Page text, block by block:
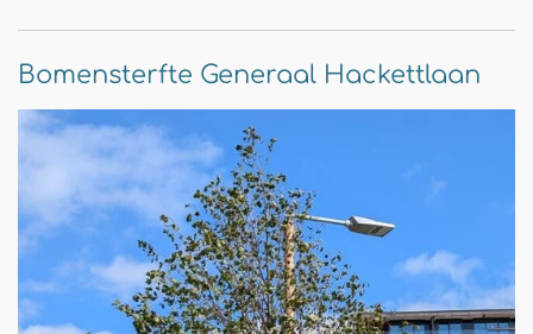
Bomensterfte Generaal Hackettlaan